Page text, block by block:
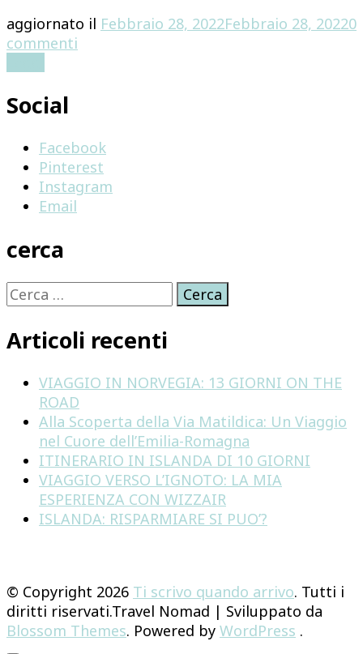
aggiornato il Febbraio 28, 2022Febbraio 28, 20220
commenti
QUELLO
CHE
DEVI
SAPERE
Social
Facebook
Pinterest
Instagram
Email
cerca
Ricerca
per:
Articoli recenti
VIAGGIO IN NORVEGIA: 13 GIORNI ON THE
ROAD
Alla Scoperta della Via Matildica: Un Viaggio
nel Cuore dell’Emilia-Romagna
ITINERARIO IN ISLANDA DI 10 GIORNI
VIAGGIO VERSO L’IGNOTO: LA MIA
ESPERIENZA CON WIZZAIR
ISLANDA: RISPARMIARE SI PUO’?
© Copyright 2026 Ti scrivo quando arrivo. Tutti i
diritti riservati.Travel Nomad | Sviluppato da
Blossom Themes. Powered by WordPress .